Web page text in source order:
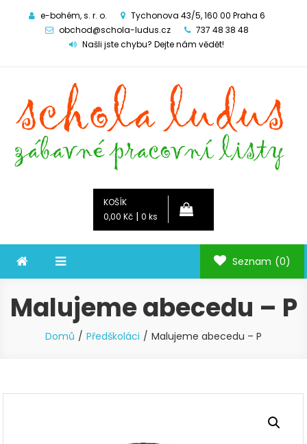
e-bohém, s. r. o.
Tychonova 43/5, 160 00 Praha 6
obchod@schola-ludus.cz
737 48 38 48
Našli jste chybu? Dejte nám vědět!
KOŠÍK
0,00 Kč | 0 ks
Seznam (0)
Malujeme abecedu – P
Domů Předškoláci Malujeme abecedu – P